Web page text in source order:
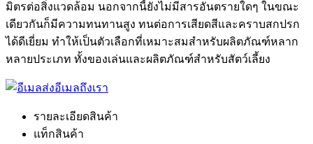
มิตรต่อสิ่งแวดล้อม นอกจากนี้ยังไม่มีสารอันตรายใดๆ ในขณะ
เดียวกันก็มีความทนทานสูง ทนต่อการเสียดสีและคราบสกปรก
ได้ดีเยี่ยม ทำให้เป็นตัวเลือกที่เหมาะสมสำหรับผลิตภัณฑ์หลาก
หลายประเภท ทั้งของเล่นและผลิตภัณฑ์สำหรับสัตว์เลี้ยง
ส่งอีเมลถึงเรา
รายละเอียดสินค้า
แท็กสินค้า